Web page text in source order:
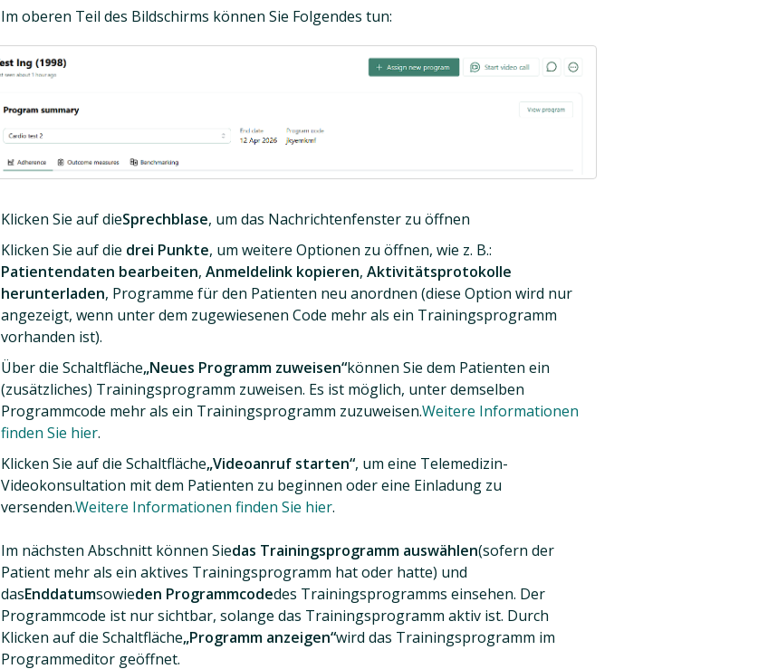
Im oberen Teil des Bildschirms können Sie Folgendes tun:
Klicken Sie auf dieSprechblase, um das Nachrichtenfenster zu öffnen
Klicken Sie auf die drei Punkte, um weitere Optionen zu öffnen, wie z. B.:
Patientendaten bearbeiten, Anmeldelink kopieren, Aktivitätsprotokolle
herunterladen, Programme für den Patienten neu anordnen (diese Option wird nur
angezeigt, wenn unter dem zugewiesenen Code mehr als ein Trainingsprogramm
vorhanden ist).
Über die Schaltfläche„Neues Programm zuweisen“können Sie dem Patienten ein
(zusätzliches) Trainingsprogramm zuweisen. Es ist möglich, unter demselben
Programmcode mehr als ein Trainingsprogramm zuzuweisen.Weitere Informationen
finden Sie hier.
Klicken Sie auf die Schaltfläche„Videoanruf starten“, um eine Telemedizin-
Videokonsultation mit dem Patienten zu beginnen oder eine Einladung zu
versenden.Weitere Informationen finden Sie hier.
Im nächsten Abschnitt können Siedas Trainingsprogramm auswählen(sofern der
Patient mehr als ein aktives Trainingsprogramm hat oder hatte) und
dasEnddatumsowieden Programmcodedes Trainingsprogramms einsehen. Der
Programmcode ist nur sichtbar, solange das Trainingsprogramm aktiv ist. Durch
Klicken auf die Schaltfläche„Programm anzeigen“wird das Trainingsprogramm im
Programmeditor geöffnet.